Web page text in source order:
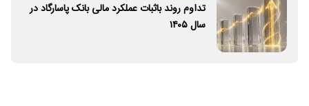
تداوم روند باثبات عملکرد مالی بانک پاسارگاد در
سال ۱۴۰۵